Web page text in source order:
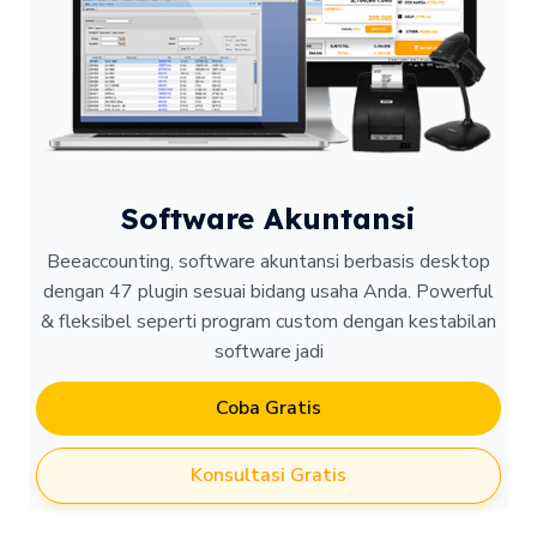
Software Akuntansi
Beeaccounting, software akuntansi berbasis desktop
dengan 47 plugin sesuai bidang usaha Anda. Powerful
& fleksibel seperti program custom dengan kestabilan
software jadi
Coba Gratis
Konsultasi Gratis